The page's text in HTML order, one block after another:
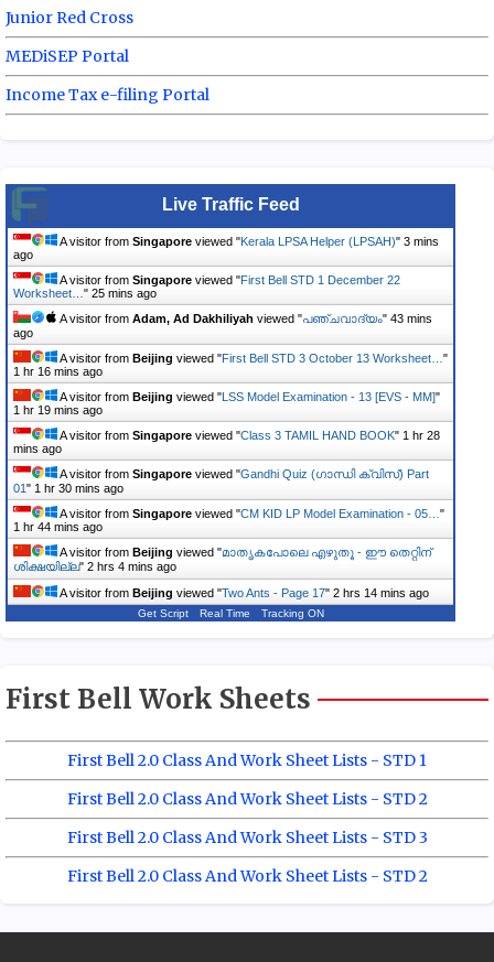
Junior Red Cross
MEDiSEP Portal
Income Tax e-filing Portal
Live Traffic Feed
A visitor from Singapore viewed "Kerala LPSA Helper (LPSAH)" 3 mins
ago
A visitor from Singapore viewed "First Bell STD 1 December 22
Worksheet… " 25 mins ago
A visitor from Adam, Ad Dakhiliyah viewed "പഞ്ചവാദ്യം" 43 mins
ago
A visitor from Beijing viewed "First Bell STD 3 October 13 Worksheet… "
1 hr 16 mins ago
A visitor from Beijing viewed "LSS Model Examination - 13 [EVS - MM]"
1 hr 19 mins ago
A visitor from Singapore viewed "Class 3 TAMIL HAND BOOK" 1 hr 28
mins ago
A visitor from Singapore viewed "Gandhi Quiz (ഗാന്ധി ക്വിസ്) Part
01" 1 hr 30 mins ago
A visitor from Singapore viewed "CM KID LP Model Examination - 05… "
1 hr 44 mins ago
A visitor from Beijing viewed "മാതൃകപോലെ എഴുതൂ - ഈ തെറ്റിന്
ശിക്ഷയില്ല" 2 hrs 4 mins ago
A visitor from Beijing viewed "Two Ants - Page 17" 2 hrs 14 mins ago
Get Script Real Time Tracking ON
First Bell Work Sheets
First Bell 2.0 Class And Work Sheet Lists - STD 1
First Bell 2.0 Class And Work Sheet Lists - STD 2
First Bell 2.0 Class And Work Sheet Lists - STD 3
First Bell 2.0 Class And Work Sheet Lists - STD 2